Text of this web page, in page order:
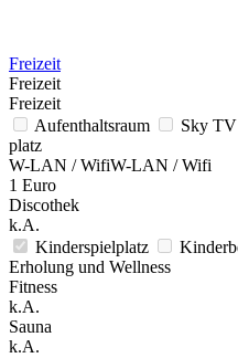
Freizeit
Freizeit
Freizeit
Aufenthaltsraum
Sky TV
platz
W-LAN / WifiW-LAN / Wifi
1 Euro
Discothek
k.A.
Kinderspielplatz
Erholung und Wellness
Fitness
k.A.
Sauna
k.A.